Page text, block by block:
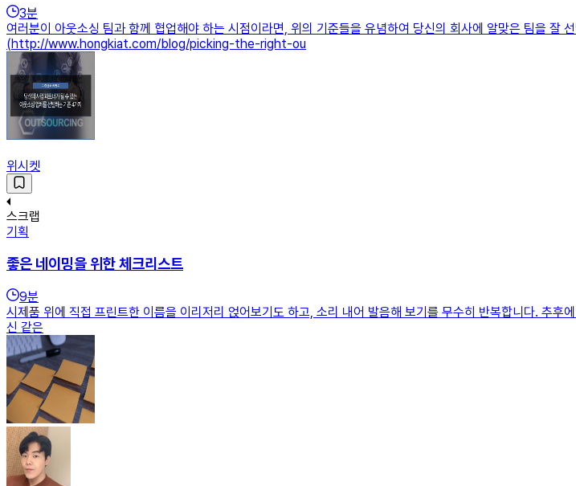
3분
여러분이 아웃소싱 팀과 함께 협업해야 하는 시점이라면, 위의 기준들을 유념하여 당신의 회사에 알맞은 팀을 잘
(http://www.hongkiat.com/blog/picking-the-right-ou
위시켓
스크랩
기획
좋은 네이밍을 위한 체크리스트
9분
시제품 위에 직접 프린트한 이름을 이리저리 얹어보기도 하고, 소리 내어 발음해 보기를 무수히 반복합니다. 추
신 같은